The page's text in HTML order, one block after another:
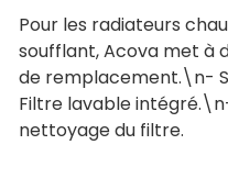
Pour les radiateurs
soufflant, Acova met à
de remplacement.\n-
Filtre lavable
nettoyage du filtre.